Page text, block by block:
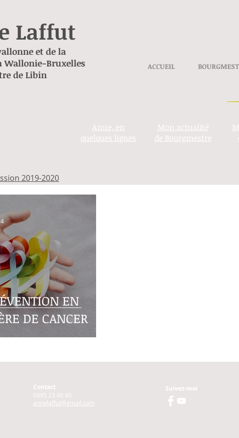
Laffut
et de la
Wallonie-Bruxelles
de Libin
ACCUEIL
Anne, en
quelques lignes
Mon actualité
de Bourgmestre
2019-2020
EN
DE CANCER
Contact
0495 23 40 90
annelaffut@gmail.com
Suivez-moi